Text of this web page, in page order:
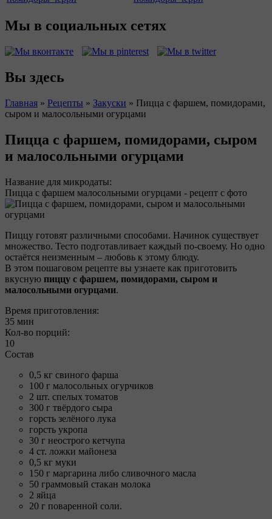
Мы в социальных сетях
Вы здесь
Главная » Рецепты » Закуски » Пицца с фаршем, помидорами,
сыром и малосольными огурцами
Пицца с фаршем, помидорами, сыром
и малосольными огурцами
Название для микродаты:
Пицца с фаршем малосольными огурцами - рецепт с фото
Пиццу готовят различными способами. Начинок существует
множество. Тесто подготавливает каждый по-своему. Но одно
остаётся неизменным – любовь к этому блюду.
В этом пошаговом рецепте вы узнаете как приготовить
вкусную пиццу с фаршем, помидорами, сыром и
малосольными огурцами.
Время приготовления:
35 мин
Кол-во порций:
10
Состав
0,5 кг свиного фарша
100 г малосольных огурчиков
2 шт. спелых томатов
300 г твёрдого сыра
горсть зелёного лука
горсть укропа
30 г неострого кетчупа
4 ст. ложки майонеза
0,5 кг муки
150 г маргарина либо сливочного масла
50 граммовый стакан молока
2 яйца
20 г поваренной соли.